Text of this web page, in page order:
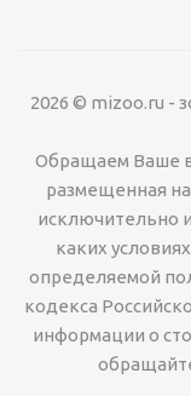
2026 © mizoo.ru -
Обращаем Ваше
размещенная
исключительно
каких
определяемой
кодекса
информации о